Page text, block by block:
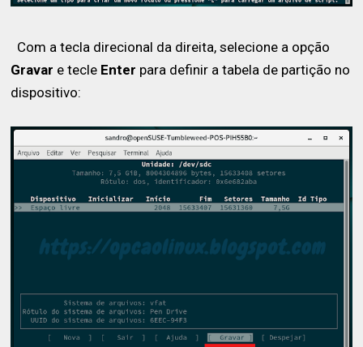
Com a tecla direcional da direita, selecione a opção
Gravar e tecle Enter para definir a tabela de partição no
dispositivo: